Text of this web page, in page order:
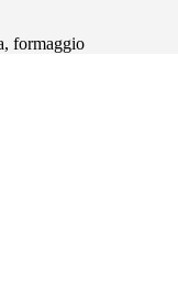
formaggio